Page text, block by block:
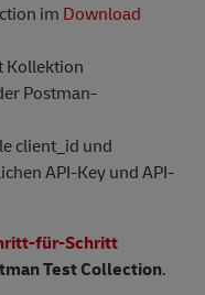
im Download
Kollektion
Postman-
client_id und
API-Key und API-
für-Schritt
Test Collection.